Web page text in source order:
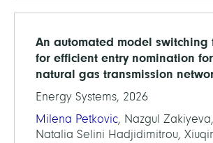
An automated model switching
for efficient entry nomination
natural gas transmission
Energy Systems, 2026
Milena Petkovic, Nazgul
Natalia Selini Hadjidimitrou,